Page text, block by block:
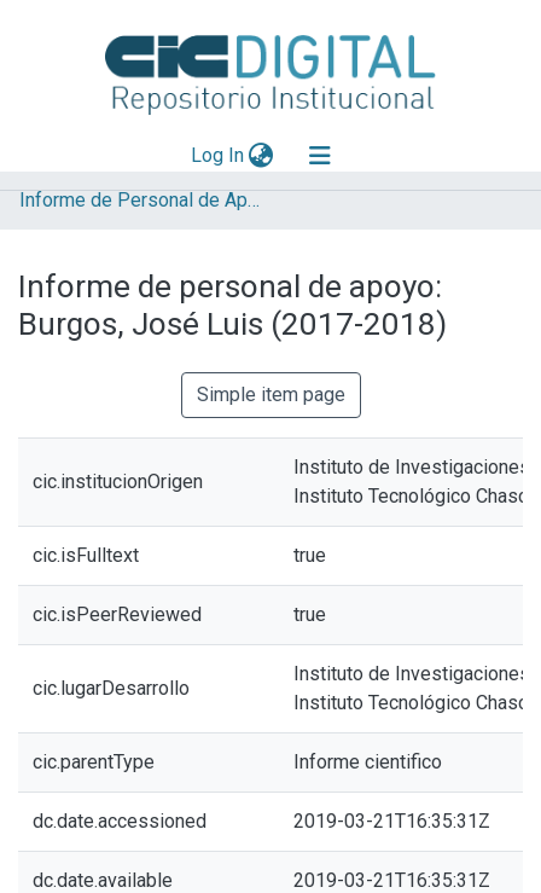
Log In(current)
Explorar
Aportar material
Statistics
Informe de Personal de Apoyo
Informe de personal de apoyo:
Burgos, José Luis (2017-2018)
Simple item page
cic.institucionOrigen
Instituto de Investigaciones
Instituto Tecnológico
cic.isFulltext true
cic.isPeerReviewed true
cic.lugarDesarrollo
Instituto de Investigaciones
Instituto Tecnológico
cic.parentType Informe cientifico
dc.date.accessioned 2019-03-21T16:35:31Z
dc.date.available 2019-03-21T16:35:31Z